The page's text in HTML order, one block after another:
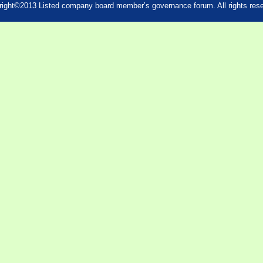
Listed company board member’s governance forum. All rights